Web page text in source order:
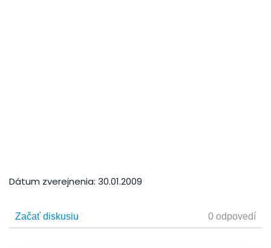
Dátum zverejnenia: 30.01.2009